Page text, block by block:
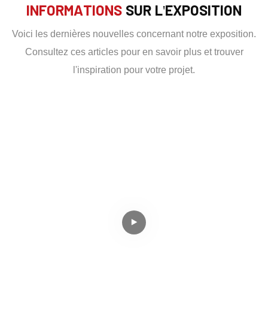
INFORMATIONS SUR L'EXPOSITION
Voici les dernières nouvelles concernant notre exposition.
Consultez ces articles pour en savoir plus et trouver
l'inspiration pour votre projet.